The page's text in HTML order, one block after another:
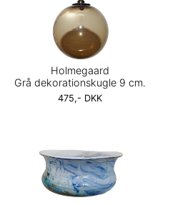
Holmegaard
Grå dekorationskugle 9 cm.
475,- DKK